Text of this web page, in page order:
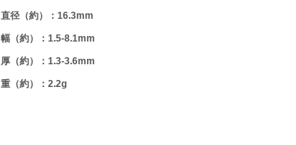
直径（約）：16.3mm
幅（約）：1.5-8.1mm
厚（約）：1.3-3.6mm
重（約）：2.2g